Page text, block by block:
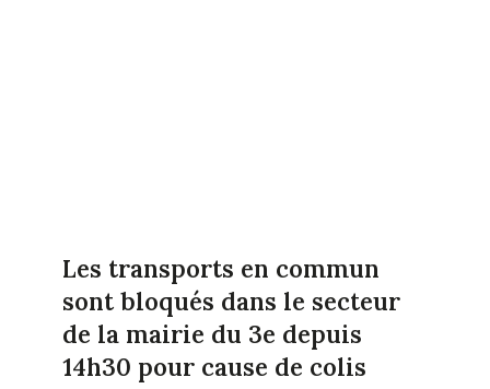
Les transports en commun
sont bloqués dans le secteur
de la mairie du 3e depuis
14h30 pour cause de colis